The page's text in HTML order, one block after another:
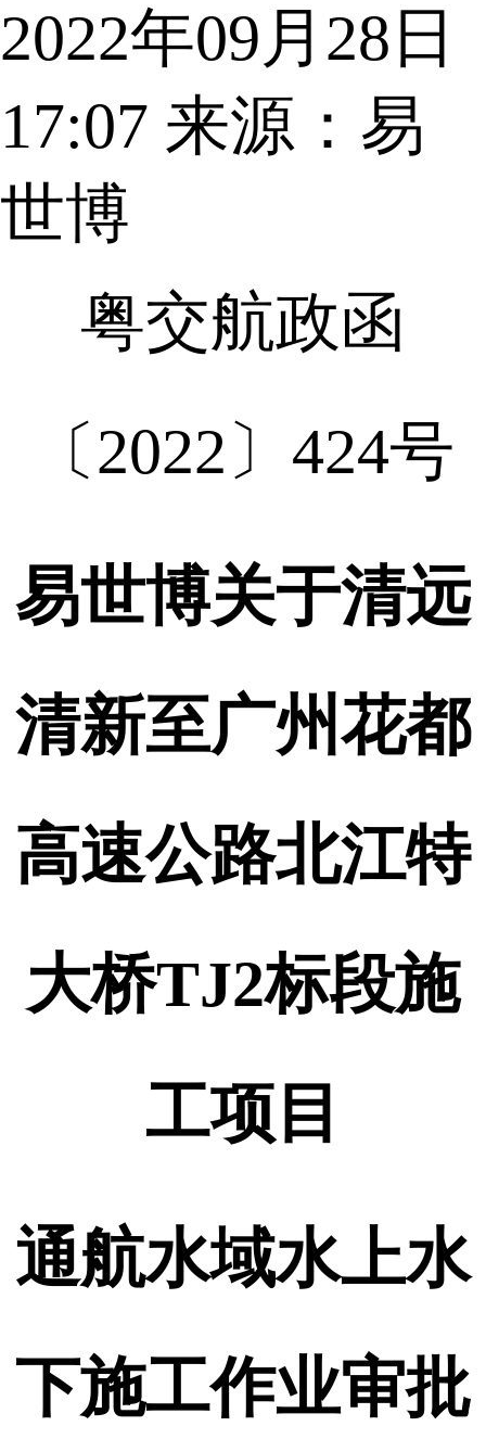
2022年09月28日
17:07 来源：易
世博
粤交航政函
〔2022〕424号
易世博关于清远
清新至广州花都
高速公路北江特
大桥TJ2标段施
工项目
通航水域水上水
下施工作业审批